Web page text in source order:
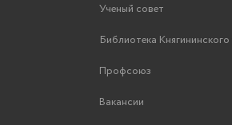
Ученый совет
Библиотека
Профсоюз
Вакансии